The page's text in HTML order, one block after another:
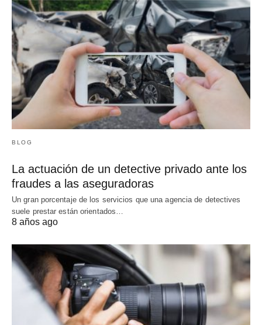
BLOG
La actuación de un detective privado ante los
fraudes a las aseguradoras
Un gran porcentaje de los servicios que una agencia de detectives
suele prestar están orientados…
8 años ago